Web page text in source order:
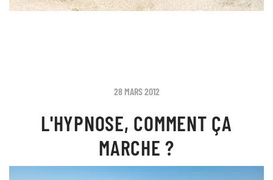
28 MARS 2012
L'HYPNOSE, COMMENT ÇA
MARCHE ?